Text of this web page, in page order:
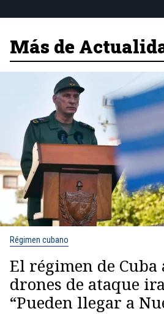
Más de
Régimen cubano
El régimen de
drones de ataque
“Pueden llegar a